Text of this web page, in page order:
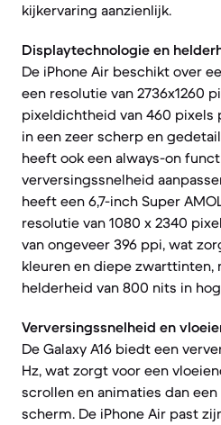
kijkervaring aanzienlijk.
Displaytechnologie en
De iPhone Air beschikt over
een resolutie van 2736x1260
pixeldichtheid van 460 pixels
in een zeer scherp en
heeft ook een always-on
verversingssnelheid
heeft een 6,7-inch Super
resolutie van 1080 x 2340
van ongeveer 396 ppi, wat
kleuren en diepe zwarttinten,
helderheid van 800 nits in
Verversingssnelheid en
De Galaxy A16 biedt een
Hz, wat zorgt voor een
scrollen en animaties dan
scherm. De iPhone Air past